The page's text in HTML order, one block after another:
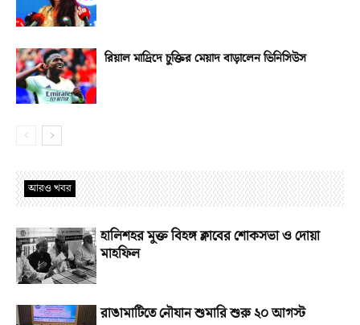
রিয়াল মাদ্রিদে চুক্তির মেয়াদ বাড়ালেন ভিনিসিউস
আরও খবর
হালিশহর মুক্ত বিহঙ্গ ক্লাবের শোকসভা ও দোয়া
মাহফিল
রাঙামাটিতে নৌযান শুমারি শুরু ২০ আগস্ট